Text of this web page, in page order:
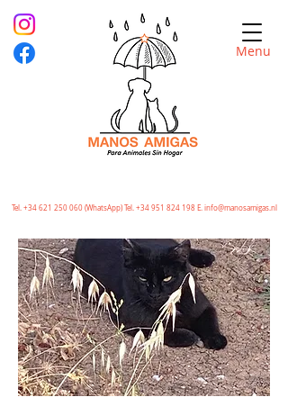
Tel. +34 621 250 060 (WhatsApp) Tel. +34 951 824 198 E. info@manosamigas.nl
Menu